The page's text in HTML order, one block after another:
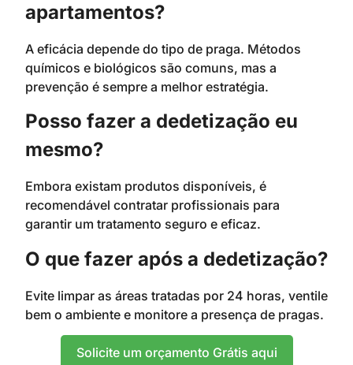
apartamentos?
A eficácia depende do tipo de praga. Métodos
químicos e biológicos são comuns, mas a
prevenção é sempre a melhor estratégia.
Posso fazer a dedetização eu
mesmo?
Embora existam produtos disponíveis, é
recomendável contratar profissionais para
garantir um tratamento seguro e eficaz.
O que fazer após a dedetização?
Evite limpar as áreas tratadas por 24 horas, ventile
bem o ambiente e monitore a presença de pragas.
Solicite um orçamento Grátis aqui